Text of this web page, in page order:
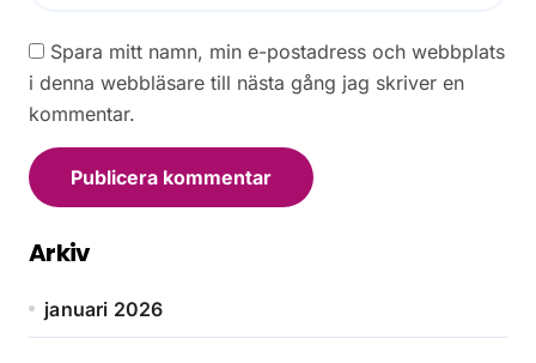
Spara mitt namn, min e-postadress och webbplats
i denna webbläsare till nästa gång jag skriver en
kommentar.
Arkiv
januari 2026